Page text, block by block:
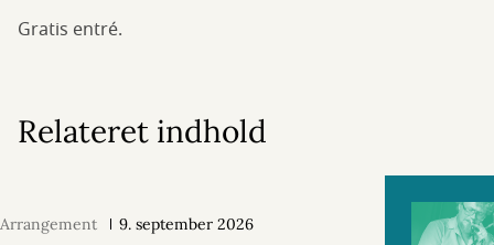
Gratis entré.
Relateret indhold
Arrangement 9. september 2026